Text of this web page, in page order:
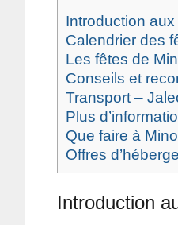
Introduction
Calendrier des
Les fêtes de
Conseils et
Transport –
Plus
Que faire à
Offres
Introduction